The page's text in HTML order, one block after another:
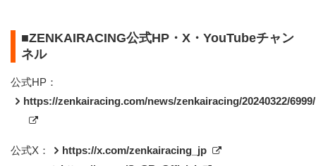
■ZENKAIRACING公式HP・X・YouTubeチャン
ネル
公式HP：
https://zenkairacing.com/news/zenkairacing/20240322/6999/
公式X：
https://x.com/zenkairacing_jp